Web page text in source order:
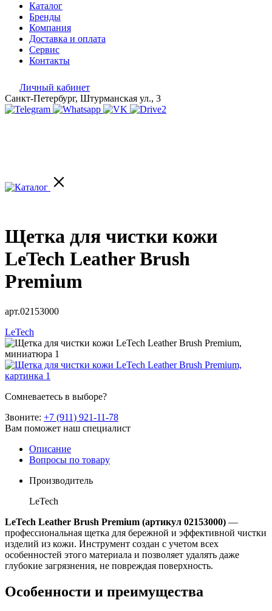
Каталог
Бренды
Компания
Доставка и оплата
Сервис
Контакты
Личный кабинет
Санкт-Петербург, Штурманская ул., 3
Щетка для чистки кожи
LeTech Leather Brush
Premium
арт.02153000
LeTech
Сомневаетесь в выборе?
Звоните: +7 (911) 921-11-78
Вам поможет наш специалист
Описание
Вопросы по товару
Производитель
LeTech
LeTech Leather Brush Premium (артикул 02153000) —
профессиональная щетка для бережной и эффективной чистки
изделий из кожи. Инструмент создан с учетом всех
особенностей этого материала и позволяет удалять даже
глубокие загрязнения, не повреждая поверхность.
Особенности и преимущества